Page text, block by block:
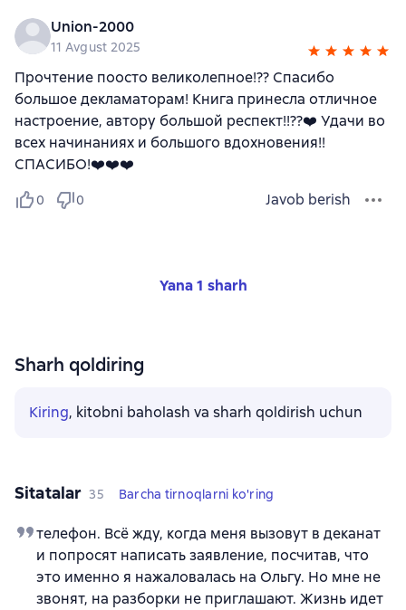
Union-2000
11 Avgust 2025
Прочтение поосто великолепное!?? Спасибо
большое декламаторам! Книга принесла отличное
настроение, автору большой респект!!??❤️ Удачи во
всех начинаниях и большого вдохновения!!
СПАСИБО!❤️❤️❤️
0 0 Javob berish
Yana 1 sharh
Sharh qoldiring
Kiring, kitobni baholash va sharh qoldirish uchun
Sitatalar 35 Barcha tirnoqlarni ko'ring
телефон. Всё жду, когда меня вызовут в деканат
и попросят написать заявление, посчитав, что
это именно я нажаловалась на Ольгу. Но мне не
звонят, на разборки не приглашают. Жизнь идет